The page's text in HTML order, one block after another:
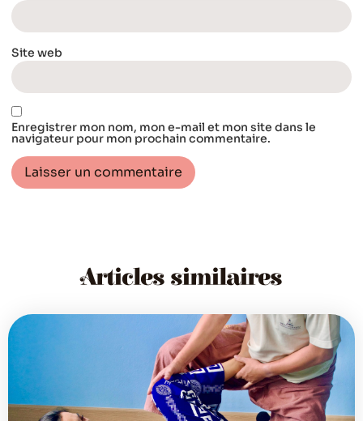
Site web
Enregistrer mon nom, mon e-mail et mon site dans le
navigateur pour mon prochain commentaire.
Articles similaires